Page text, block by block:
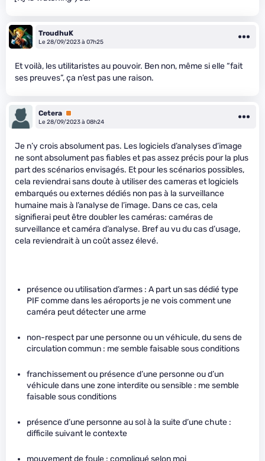
TroudhuK
Le 28/09/2023 à 07h25
Et voilà, les utilitaristes au pouvoir. Ben non, même si elle “fait
ses preuves”, ça n’est pas une raison.
Cetera Premium
Le 28/09/2023 à 08h24
Je n’y crois absolument pas. Les logiciels d’analyses d’image
ne sont absolument pas fiables et pas assez précis pour la plus
part des scénarios envisagés. Et pour les scénarios possibles,
cela reviendrai sans doute à utiliser des cameras et logiciels
embarqués ou externes dédiés non pas à la surveillance
humaine mais à l’analyse de l’image. Dans ce cas, cela
signifierai peut être doubler les caméras: caméras de
surveillance et caméra d’analyse. Bref au vu du cas d’usage,
cela reviendrait à un coût assez élevé.
présence ou utilisation d’armes : A part un sas dédié type
PIF comme dans les aéroports je ne vois comment une
caméra peut détecter une arme
non-respect par une personne ou un véhicule, du sens de
circulation commun : me semble faisable sous conditions
franchissement ou présence d’une personne ou d’un
véhicule dans une zone interdite ou sensible : me semble
faisable sous conditions
présence d’une personne au sol à la suite d’une chute :
difficile suivant le contexte